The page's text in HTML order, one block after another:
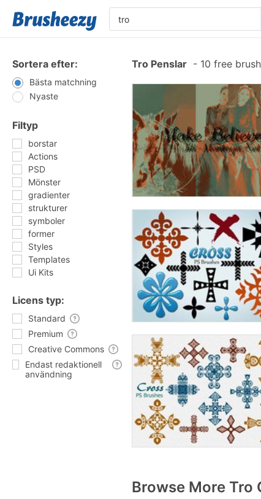
Sortera efter:
Bästa matchning
Nyaste
Filtyp
borstar
Actions
PSD
Mönster
gradienter
strukturer
symboler
former
Styles
Templates
Ui Kits
Licens typ:
Standard
Premium
Creative Commons
Endast redaktionell
användning
Tro Penslar - 10 free
Browse More